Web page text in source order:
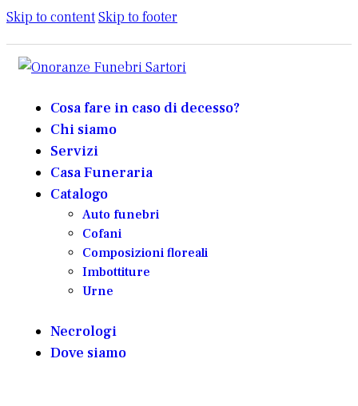
Skip to contentSkip to footer
Cosa fare in caso di decesso?
Chi siamo
Servizi
Casa Funeraria
Catalogo
Auto funebri
Cofani
Composizioni floreali
Imbottiture
Urne
Necrologi
Dove siamo